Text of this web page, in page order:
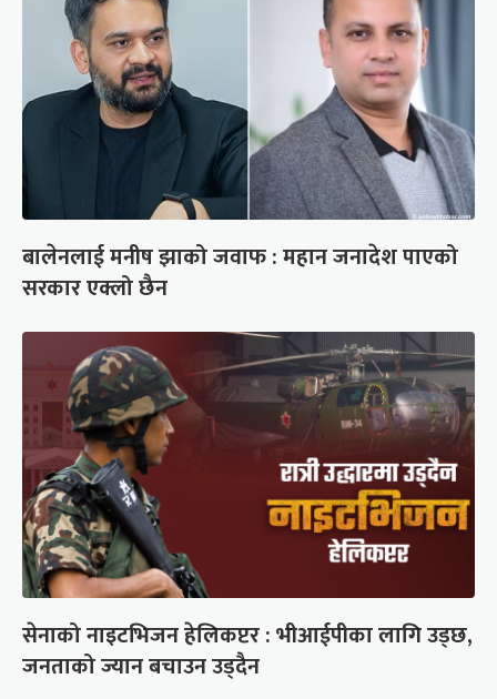
बालेनलाई मनीष झाको जवाफ : महान जनादेश पाएको
सरकार एक्लो छैन
सेनाको नाइटभिजन हेलिकप्टर : भीआईपीका लागि उड्छ,
जनताको ज्यान बचाउन उड्दैन